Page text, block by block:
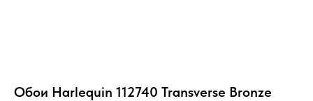
Обои Harlequin 112740 Transverse Bronze